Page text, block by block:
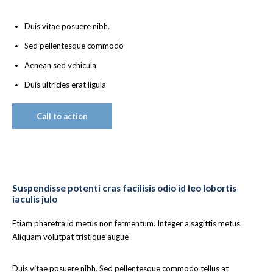
Duis vitae posuere nibh.
Sed pellentesque commodo
Aenean sed vehicula
Duis ultricies erat ligula
Call to action
Suspendisse potenti cras facilisis odio id leo lobortis
iaculis julo
Etiam pharetra id metus non fermentum. Integer a sagittis metus.
Aliquam volutpat tristique augue
Duis vitae posuere nibh. Sed pellentesque commodo tellus at